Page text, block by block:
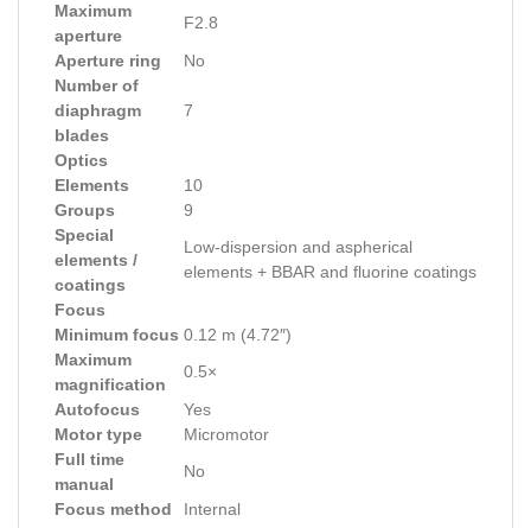
Maximum
aperture
F2.8
Aperture ring
No
Number of
diaphragm
blades
7
Optics
Elements
10
Groups
9
Special
elements /
coatings
Low-dispersion and aspherical
elements + BBAR and fluorine coatings
Focus
Minimum focus 0.12 m (4.72″)
Maximum
magnification
0.5×
Autofocus
Yes
Motor type
Micromotor
Full time
manual
No
Focus method
Internal